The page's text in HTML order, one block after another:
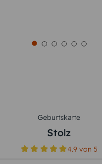
Geburtskarte
Stolz
4.9 von5